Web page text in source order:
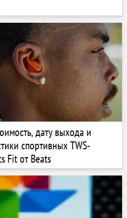
дату выхода и
спортивных TWS-
Fit от Beats